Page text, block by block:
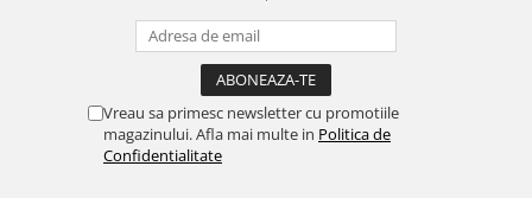
Vreau sa primesc newsletter cu promotiile
magazinului. Afla mai multe in Politica de
Confidentialitate